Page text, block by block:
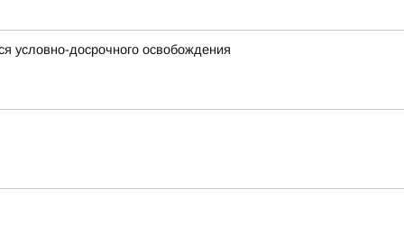
условно-досрочного освобождения